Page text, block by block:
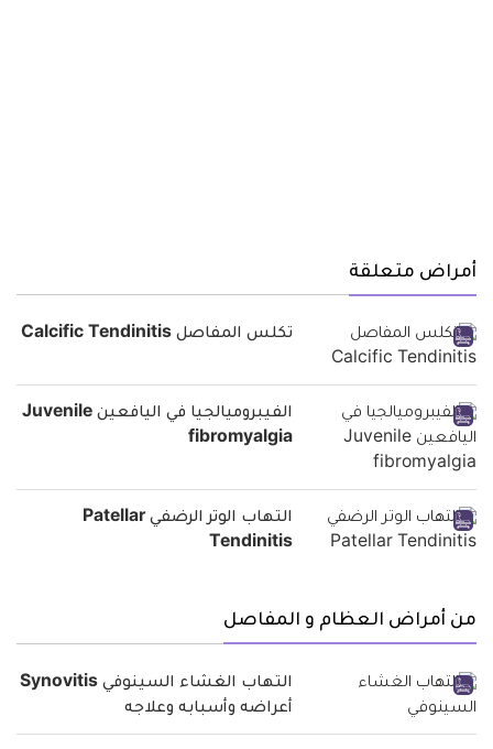
أمراض متعلقة
تكلس المفاصل Calcific Tendinitis
الفيبروميالجيا في اليافعين Juvenile
fibromyalgia
التهاب الوتر الرضفي Patellar
Tendinitis
من أمراض العظام و المفاصل
التهاب الغشاء السينوفي Synovitis
أعراضه وأسبابه وعلاجه